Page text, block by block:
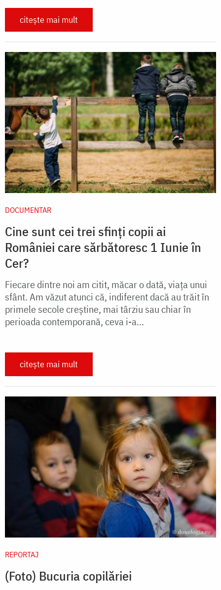
citește mai mult
DOCUMENTAR
Cine sunt cei trei sfinți copii ai
României care sărbătoresc 1 Iunie în
Cer?
Fiecare dintre noi am citit, măcar o dată, viața unui
sfânt. Am văzut atunci că, indiferent dacă au trăit în
primele secole creștine, mai târziu sau chiar în
perioada contemporană, ceva i-a...
citește mai mult
REPORTAJ
(Foto) Bucuria copilăriei